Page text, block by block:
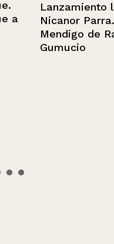
Lanzamiento libro
Nicanor Parra.
Mendigo de
Gumucio